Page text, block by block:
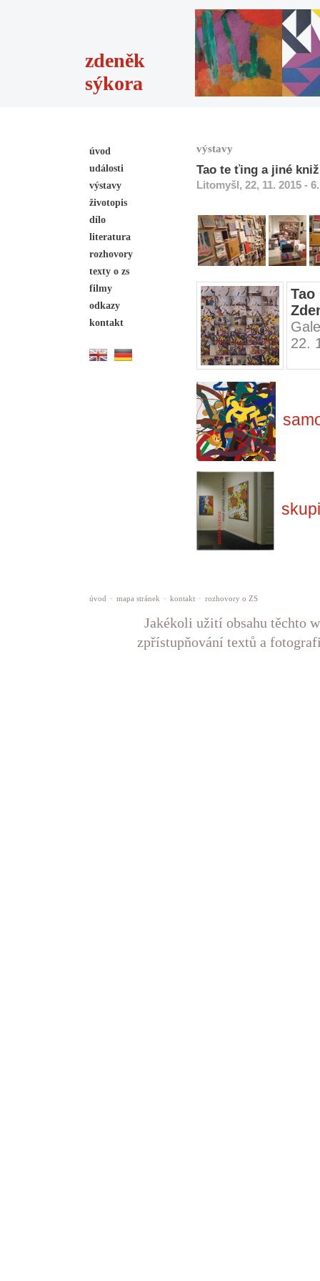
zdeněk
sýkora
úvod
události
výstavy
životopis
dílo
literatura
rozhovory
texty o zs
filmy
odkazy
kontakt
výstavy
Tao te ťing a jiné
Litomyšl, 22, 11. 2015 -
22.
úvod · mapa stránek · kontakt · rozhovory o ZS
Jakékoli užití obsahu těchto
zpřístupňování textů a